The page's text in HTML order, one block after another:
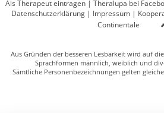
Als Therapeut eintragen | Theralupa bei
Datenschutzerklärung| Impressum|
Continentale
Aus Gründen der besseren Lesbarkeit wird auf
Sprachformen männlich, weiblich und
Sämtliche Personenbezeichnungen gelten